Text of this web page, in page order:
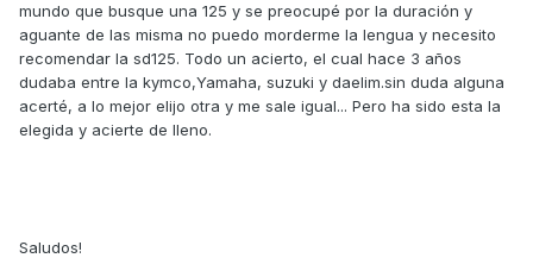
mundo que busque una 125 y se preocupé por la duración y
aguante de las misma no puedo morderme la lengua y necesito
recomendar la sd125. Todo un acierto, el cual hace 3 años
dudaba entre la kymco,Yamaha, suzuki y daelim.sin duda alguna
acerté, a lo mejor elijo otra y me sale igual... Pero ha sido esta la
elegida y acierte de lleno.
Saludos!